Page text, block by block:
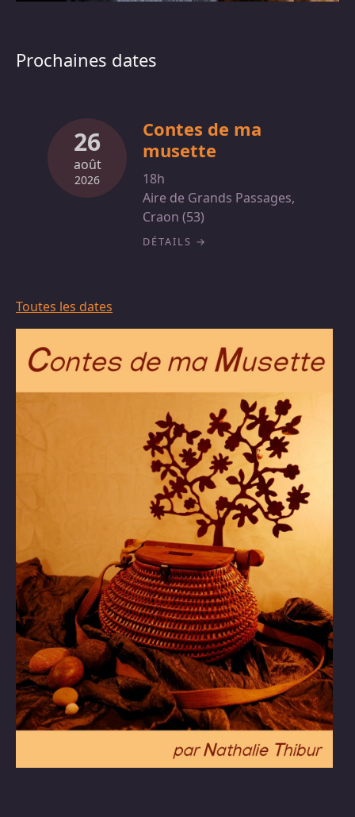
Prochaines dates
26
août
2026
Contes de ma
musette
18h
Aire de Grands Passages,
Craon (53)
DÉTAILS
Toutes les dates